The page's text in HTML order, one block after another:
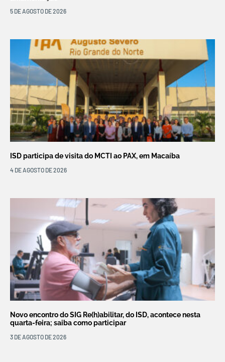
5 DE AGOSTO DE 2026
ISD participa de visita do MCTI ao PAX, em Macaíba
4 DE AGOSTO DE 2026
Novo encontro do SIG Re(h)abilitar, do ISD, acontece nesta
quarta-feira; saiba como participar
3 DE AGOSTO DE 2026